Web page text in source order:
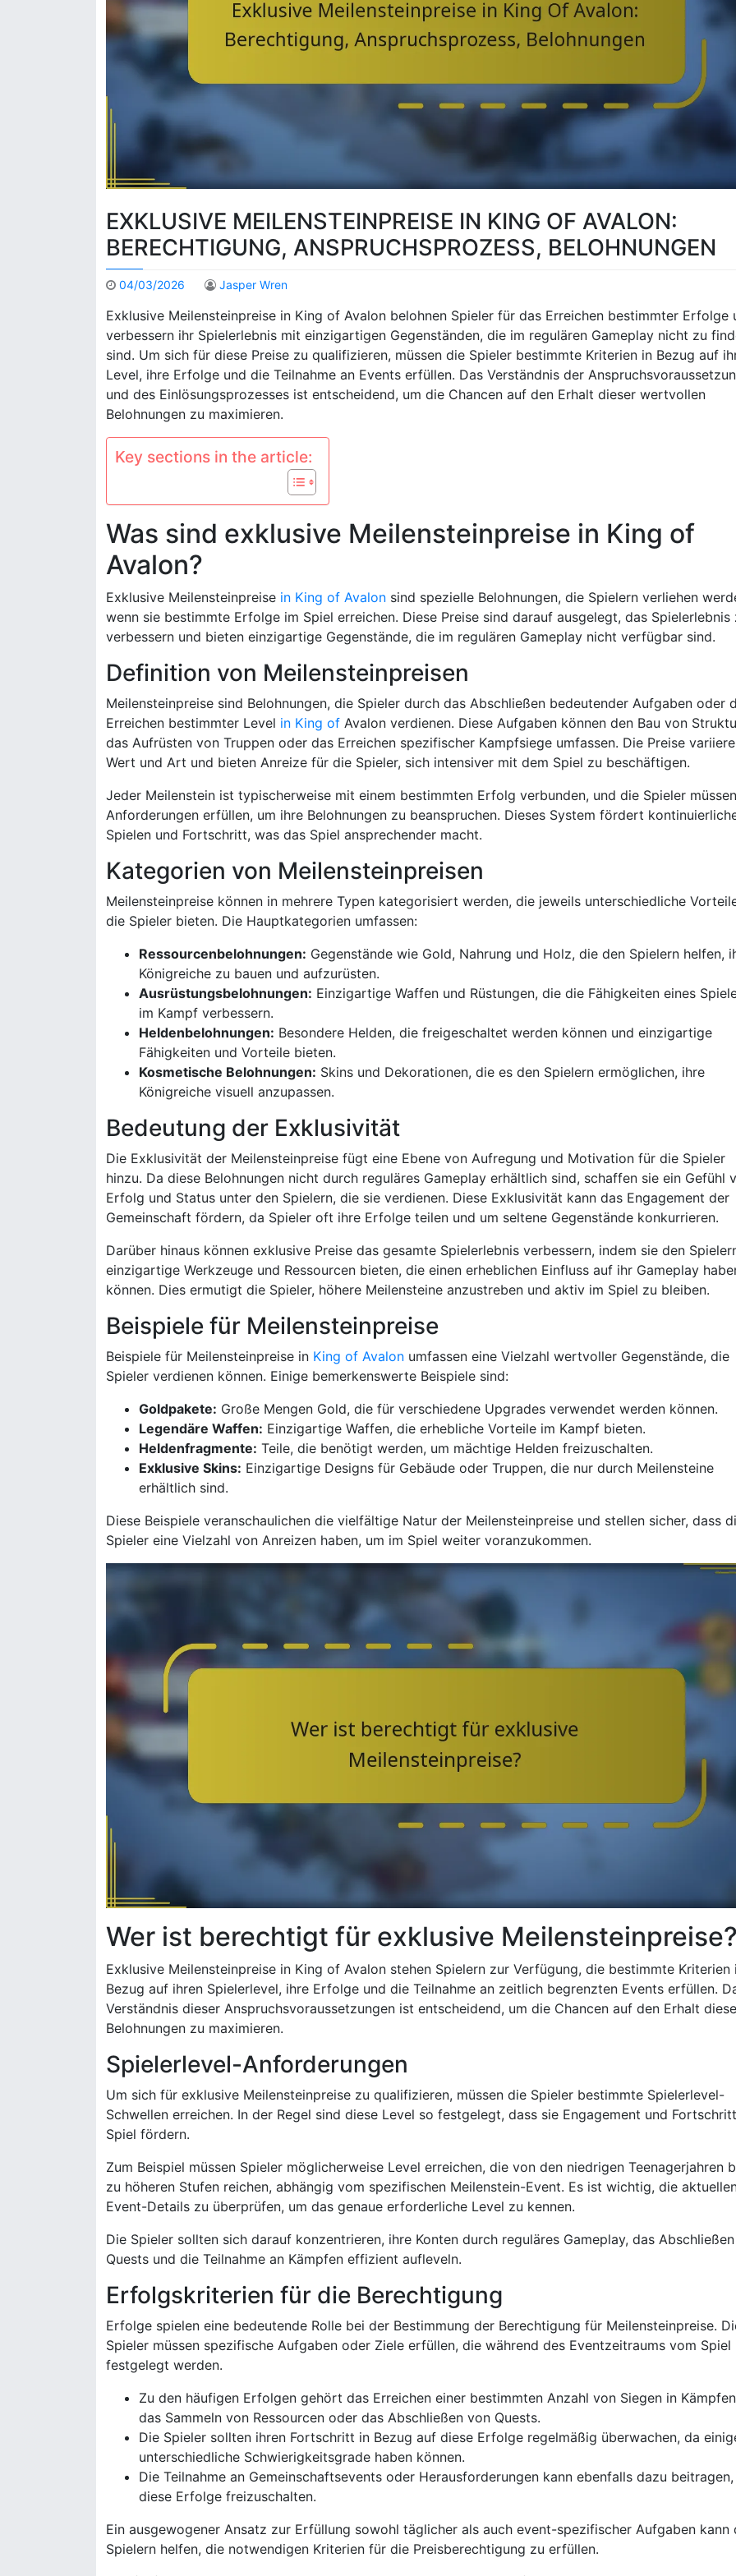
EXKLUSIVE MEILENSTEINPREISE IN KING OF AVALON:
BERECHTIGUNG, ANSPRUCHSPROZESS, BELOHNUNGEN
04/03/2026 Jasper Wren
Exklusive Meilensteinpreise in King of Avalon belohnen Spieler für das Erreichen bestimmter Erfolge
verbessern ihr Spielerlebnis mit einzigartigen Gegenständen, die im regulären Gameplay nicht zu
sind. Um sich für diese Preise zu qualifizieren, müssen die Spieler bestimmte Kriterien in Bezug auf
Level, ihre Erfolge und die Teilnahme an Events erfüllen. Das Verständnis der
und des Einlösungsprozesses ist entscheidend, um die Chancen auf den Erhalt dieser wertvollen
Belohnungen zu maximieren.
Key sections in the article:
Was sind exklusive Meilensteinpreise in King of
Avalon?
Exklusive Meilensteinpreise in King of Avalon sind spezielle Belohnungen, die Spielern verliehen
wenn sie bestimmte Erfolge im Spiel erreichen. Diese Preise sind darauf ausgelegt, das Spielerlebnis
verbessern und bieten einzigartige Gegenstände, die im regulären Gameplay nicht verfügbar sind.
Definition von Meilensteinpreisen
Meilensteinpreise sind Belohnungen, die Spieler durch das Abschließen bedeutender Aufgaben oder
Erreichen bestimmter Level in King of Avalon verdienen. Diese Aufgaben können den Bau von
das Aufrüsten von Truppen oder das Erreichen spezifischer Kampfsiege umfassen. Die Preise
Wert und Art und bieten Anreize für die Spieler, sich intensiver mit dem Spiel zu beschäftigen.
Jeder Meilenstein ist typischerweise mit einem bestimmten Erfolg verbunden, und die Spieler
Anforderungen erfüllen, um ihre Belohnungen zu beanspruchen. Dieses System fördert
Spielen und Fortschritt, was das Spiel ansprechender macht.
Kategorien von Meilensteinpreisen
Meilensteinpreise können in mehrere Typen kategorisiert werden, die jeweils unterschiedliche
die Spieler bieten. Die Hauptkategorien umfassen:
Ressourcenbelohnungen: Gegenstände wie Gold, Nahrung und Holz, die den Spielern helfen,
Königreiche zu bauen und aufzurüsten.
Ausrüstungsbelohnungen: Einzigartige Waffen und Rüstungen, die die Fähigkeiten eines
im Kampf verbessern.
Heldenbelohnungen: Besondere Helden, die freigeschaltet werden können und einzigartige
Fähigkeiten und Vorteile bieten.
Kosmetische Belohnungen: Skins und Dekorationen, die es den Spielern ermöglichen, ihre
Königreiche visuell anzupassen.
Bedeutung der Exklusivität
Die Exklusivität der Meilensteinpreise fügt eine Ebene von Aufregung und Motivation für die Spieler
hinzu. Da diese Belohnungen nicht durch reguläres Gameplay erhältlich sind, schaffen sie ein Gefühl
Erfolg und Status unter den Spielern, die sie verdienen. Diese Exklusivität kann das Engagement der
Gemeinschaft fördern, da Spieler oft ihre Erfolge teilen und um seltene Gegenstände konkurrieren.
Darüber hinaus können exklusive Preise das gesamte Spielerlebnis verbessern, indem sie den
einzigartige Werkzeuge und Ressourcen bieten, die einen erheblichen Einfluss auf ihr Gameplay
können. Dies ermutigt die Spieler, höhere Meilensteine anzustreben und aktiv im Spiel zu bleiben.
Beispiele für Meilensteinpreise
Beispiele für Meilensteinpreise in King of Avalon umfassen eine Vielzahl wertvoller Gegenstände, die
Spieler verdienen können. Einige bemerkenswerte Beispiele sind:
Goldpakete: Große Mengen Gold, die für verschiedene Upgrades verwendet werden können.
Legendäre Waffen: Einzigartige Waffen, die erhebliche Vorteile im Kampf bieten.
Heldenfragmente: Teile, die benötigt werden, um mächtige Helden freizuschalten.
Exklusive Skins: Einzigartige Designs für Gebäude oder Truppen, die nur durch Meilensteine
erhältlich sind.
Diese Beispiele veranschaulichen die vielfältige Natur der Meilensteinpreise und stellen sicher, dass
Spieler eine Vielzahl von Anreizen haben, um im Spiel weiter voranzukommen.
Wer ist berechtigt für exklusive
Exklusive Meilensteinpreise in King of Avalon stehen Spielern zur Verfügung, die bestimmte Kriterien
Bezug auf ihren Spielerlevel, ihre Erfolge und die Teilnahme an zeitlich begrenzten Events erfüllen.
Verständnis dieser Anspruchsvoraussetzungen ist entscheidend, um die Chancen auf den Erhalt
Belohnungen zu maximieren.
Spielerlevel-Anforderungen
Um sich für exklusive Meilensteinpreise zu qualifizieren, müssen die Spieler bestimmte Spielerlevel-
Schwellen erreichen. In der Regel sind diese Level so festgelegt, dass sie Engagement und
Spiel fördern.
Zum Beispiel müssen Spieler möglicherweise Level erreichen, die von den niedrigen Teenagerjahren
zu höheren Stufen reichen, abhängig vom spezifischen Meilenstein-Event. Es ist wichtig, die
Event-Details zu überprüfen, um das genaue erforderliche Level zu kennen.
Die Spieler sollten sich darauf konzentrieren, ihre Konten durch reguläres Gameplay, das
Quests und die Teilnahme an Kämpfen effizient aufleveln.
Erfolgskriterien für die Berechtigung
Erfolge spielen eine bedeutende Rolle bei der Bestimmung der Berechtigung für Meilensteinpreise.
Spieler müssen spezifische Aufgaben oder Ziele erfüllen, die während des Eventzeitraums vom Spiel
festgelegt werden.
Zu den häufigen Erfolgen gehört das Erreichen einer bestimmten Anzahl von Siegen in
das Sammeln von Ressourcen oder das Abschließen von Quests.
Die Spieler sollten ihren Fortschritt in Bezug auf diese Erfolge regelmäßig überwachen, da
unterschiedliche Schwierigkeitsgrade haben können.
Die Teilnahme an Gemeinschaftsevents oder Herausforderungen kann ebenfalls dazu beitragen,
diese Erfolge freizuschalten.
Ein ausgewogener Ansatz zur Erfüllung sowohl täglicher als auch event-spezifischer Aufgaben kann
Spielern helfen, die notwendigen Kriterien für die Preisberechtigung zu erfüllen.